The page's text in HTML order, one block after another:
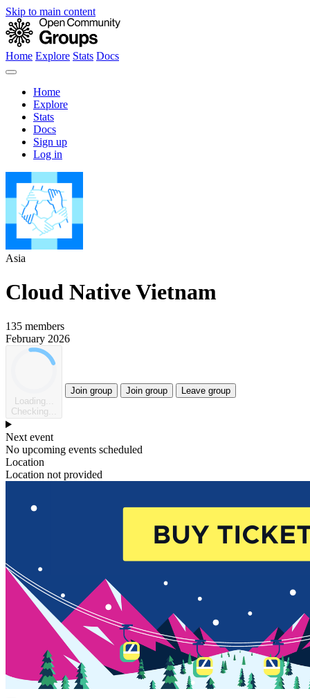
Skip to main content
Home Explore Stats Docs
Home
Explore
Stats
Docs
Sign up
Log in
Asia
Cloud Native Vietnam
135 members
February 2026
Loading...
Checking...
Join group Join group Leave group
Next event
No upcoming events scheduled
Location
Location not provided